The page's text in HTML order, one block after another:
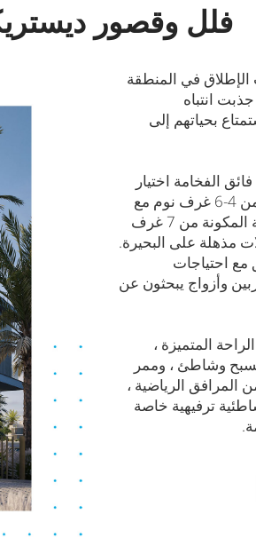
فلل وقصور
في المنطقة
انتباه
بحياتهم إلى
الفخامة اختيار
وحدة سكنية من مجموعة من الفيلات المكونة من 4-6 غرف نوم مع
تصميمات مختلفة ، وكذلك من القصور الحصرية المكونة من 7 غرف
مذهلة على البحيرة.
احتياجات
وأزواج يبحثون عن
المتميزة ،
وشاطئ ، وممر
الرياضية ،
ترفيهية خاصة